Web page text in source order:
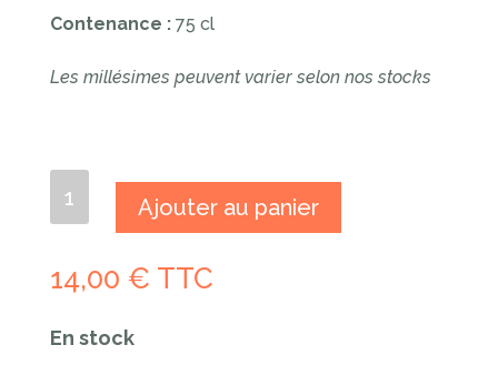
Contenance : 75 cl
Les millésimes peuvent varier selon nos stocks
de
Pierreclos
La
Ajouter au panier
14,00 € TTC
En stock